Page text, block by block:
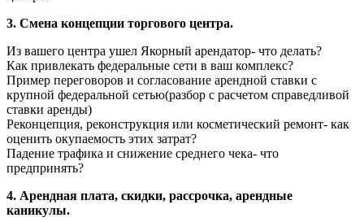
3. Смена концепции торгового центра.
Из вашего центра ушел Якорный арендатор- что делать?
Как привлекать федеральные сети в ваш комплекс?
Пример переговоров и согласование арендной ставки с
крупной федеральной сетью(разбор с расчетом справедливой
ставки аренды)
Реконцепция, реконструкция или косметический ремонт- как
оценить окупаемость этих затрат?
Падение трафика и снижение среднего чека- что
предпринять?
4. Арендная плата, скидки, рассрочка, арендные
каникулы.